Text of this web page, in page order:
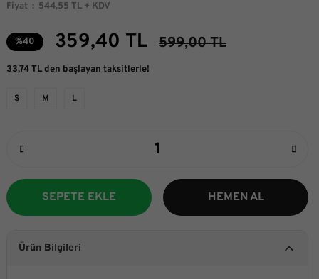
Fiyat
544,55 TL + KDV
%40 359,40 TL 599,00 TL
33,74 TL den başlayan taksitlerle!
S M L
SEPETE EKLE HEMEN AL
Ürün Bilgileri